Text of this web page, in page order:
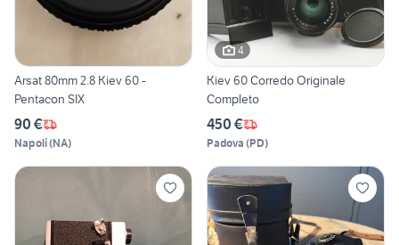
Arsat 80mm 2.8 Kiev 60 -
Pentacon SIX
90 €
Napoli(NA)
4
Kiev 60 Corredo Originale
Completo
450 €
Padova (PD)